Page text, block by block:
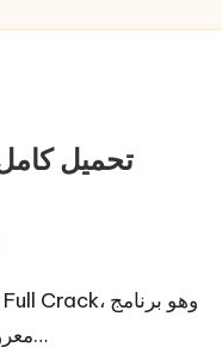
معروف للنمذجة والتصميم ثلاثي الأبعاد، في…